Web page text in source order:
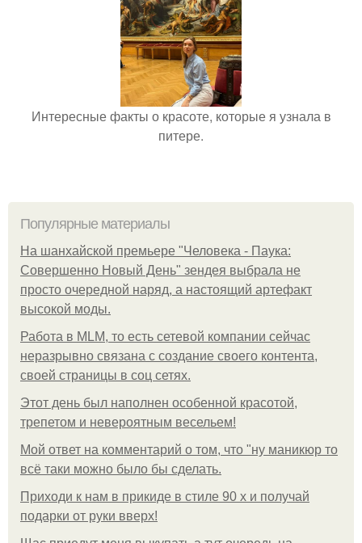
Интересные факты о красоте, которые я узнала в
питере.
Популярные материалы
На шанхайской премьере "Человека - Паука:
Совершенно Новый День" зендея выбрала не
просто очередной наряд, а настоящий артефакт
высокой моды.
Работа в MLM, то есть сетевой компании сейчас
неразрывно связана с создание своего контента,
своей страницы в соц сетях.
Этот день был наполнен особенной красотой,
трепетом и невероятным весельем!
Мой ответ на комментарий о том, что "ну маникюр то
всё таки можно было бы сделать.
Приходи к нам в прикиде в стиле 90 х и получай
подарки от руки вверх!